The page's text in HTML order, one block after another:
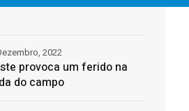
provoca um ferido na
do campo
2022